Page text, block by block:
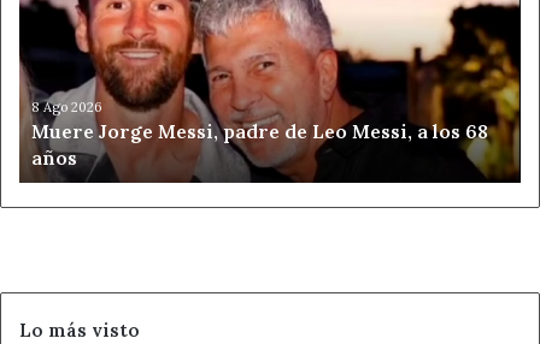
padre
Leo
Messi,
los
68
años
8 Ago 2026
Muere Jorge Messi, padre de Leo Messi, a los 68
años
Lo más visto